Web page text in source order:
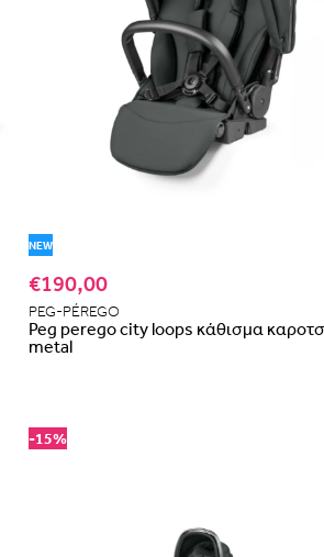
NEW
€190,00
PEG-PÉREGO
Peg perego city loops κάθισμα
metal
-15%